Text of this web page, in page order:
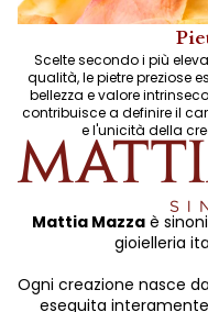
Scelte secondo i più
qualità, le pietre preziose
bellezza e valore
contribuisce a definire il
e l'unicità della
Mattia Mazza è
gioielleria
Ogni creazione nasce
eseguita